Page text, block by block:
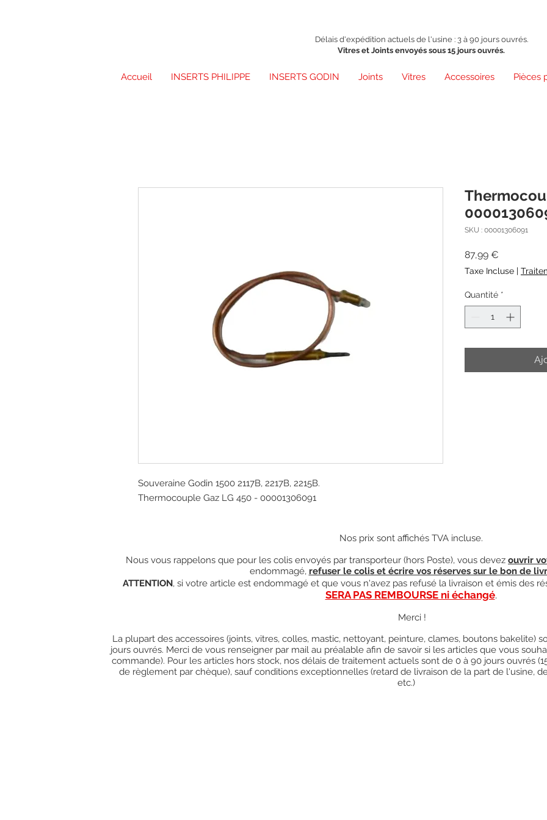
Délais d'expédition actuels de l'usine : 3 à 90 jours ouvrés.
Vitres et Joints envoyés sous 15 jours ouvrés.
Accueil INSERTS PHILIPPE INSERTS GODIN Joints Vitres Accessoires Pièces
Souveraine Godin 1500 2117B, 2217B, 2215B.
Thermocouple Gaz LG 450 - 00001306091
SKU : 00001306091
87,99 €
Taxe Incluse |
Quantité *
Nos prix sont affichés TVA incluse.
Nous vous rappelons que pour les colis envoyés par transporteur (hors Poste), vous devez ouvrir
endommagé, refuser le colis et écrire vos réserves sur le bon de
ATTENTION, si votre article est endommagé et que vous n'avez pas refusé la livraison et émis des
SERA PAS REMBOURSE ni échangé.
Merci !
La plupart des accessoires (joints, vitres, colles, mastic, nettoyant, peinture, clames, boutons bakelite)
jours ouvrés. Merci de vous renseigner par mail au préalable afin de savoir si les articles que vous
commande). Pour les articles hors stock, nos délais de traitement actuels sont de 0 à 90 jours ouvrés
de règlement par chèque), sauf conditions exceptionnelles (retard de livraison de la part de l'usine,
etc.)